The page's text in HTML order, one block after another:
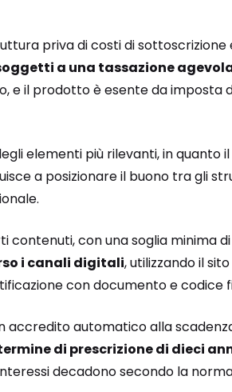
priva di costi di sottoscrizione
a una tassazione
e il prodotto è esente da imposta
elementi più rilevanti, in quanto
a posizionare il buono tra gli
con una soglia minima
i canali digitali, utilizzando il
con documento e codice
accredito automatico alla
di prescrizione di dieci
decadono secondo la